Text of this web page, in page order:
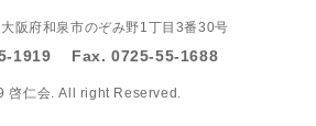
阪府和泉市のぞみ野1丁目3番30号
1919 Fax. 0725-55-1688
啓仁会. All right Reserved.